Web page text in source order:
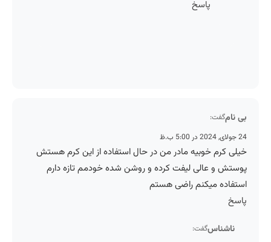
پاسخ
بی نامگفت:
24 جولای, 2024 در 5:00 ب.ظ
خیلی کرم خوبیه مادر من در حال استفاده از این کرم هستش
پوستش و عالی لیفت کرده و روشن شده خودمم تازه دارم
استفاده میکنم راضی هستم
پاسخ
ناشناسگفت: